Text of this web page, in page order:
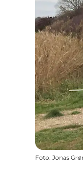
Foto: Jonas